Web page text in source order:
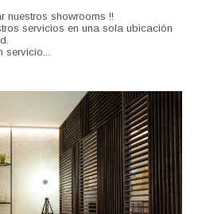
nuestros showrooms !!
servicios en una sola ubicación
servicio...